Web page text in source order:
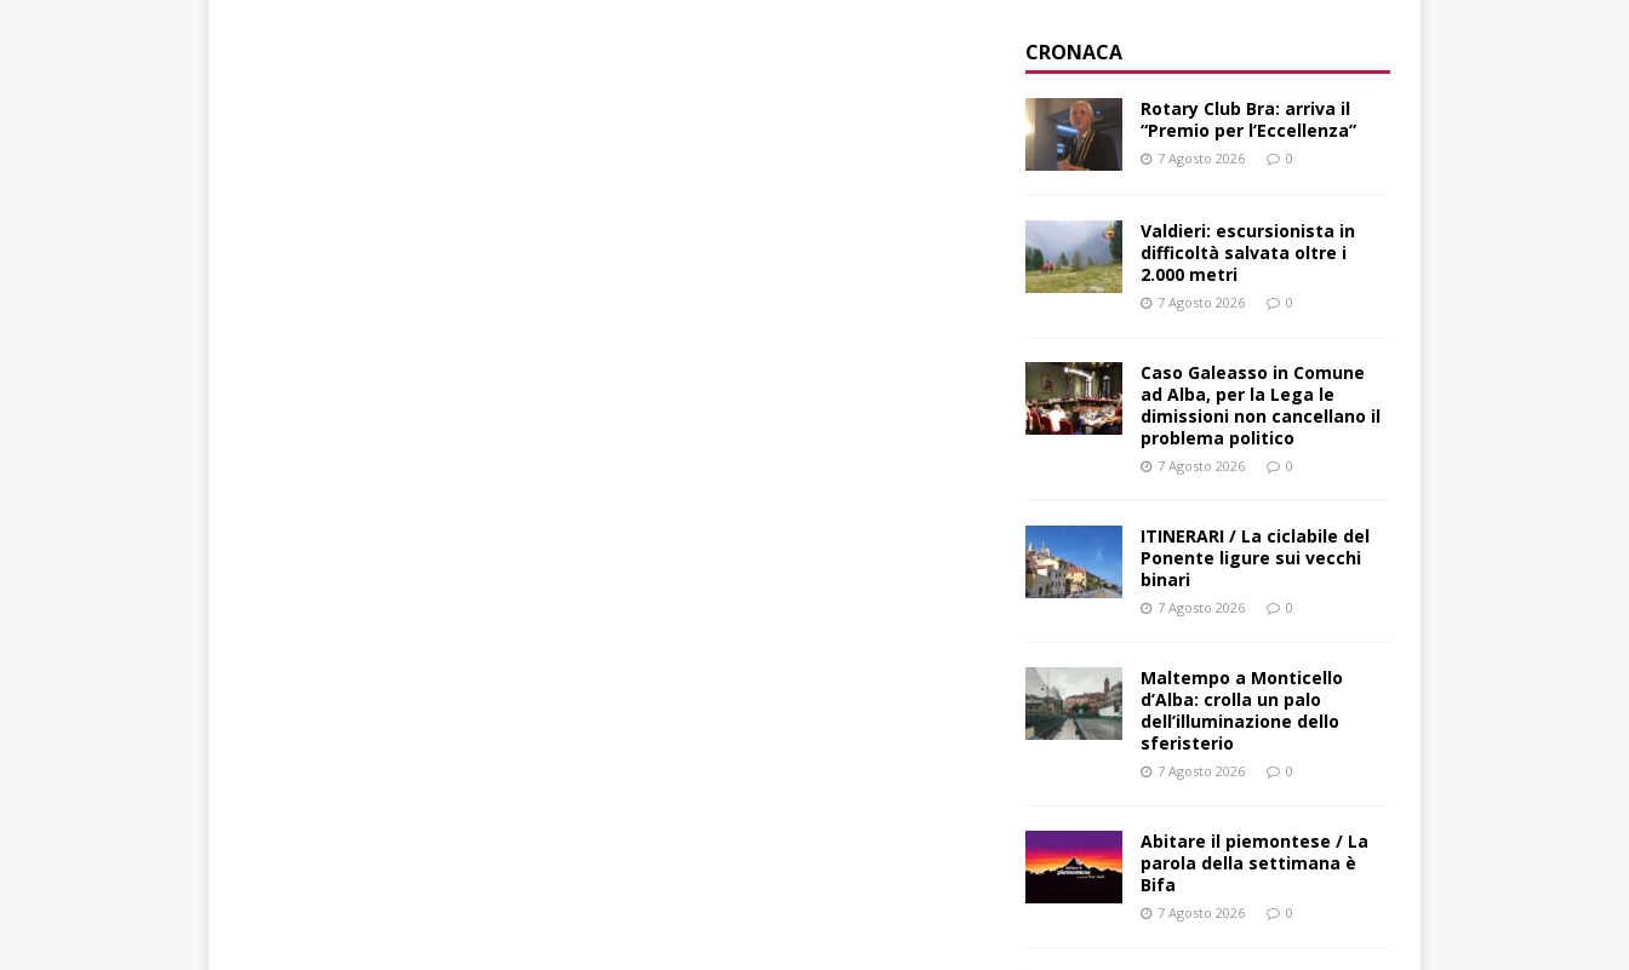
CRONACA
Rotary Club Bra: arriva il
“Premio per l’Eccellenza”
7 Agosto 2026 0
Valdieri: escursionista in
difficoltà salvata oltre i
2.000 metri
7 Agosto 2026 0
Caso Galeasso in Comune
ad Alba, per la Lega le
dimissioni non cancellano il
problema politico
7 Agosto 2026 0
ITINERARI / La ciclabile del
Ponente ligure sui vecchi
binari
7 Agosto 2026 0
Maltempo a Monticello
d’Alba: crolla un palo
dell’illuminazione dello
sferisterio
7 Agosto 2026 0
Abitare il piemontese / La
parola della settimana è
Bifa
7 Agosto 2026 0